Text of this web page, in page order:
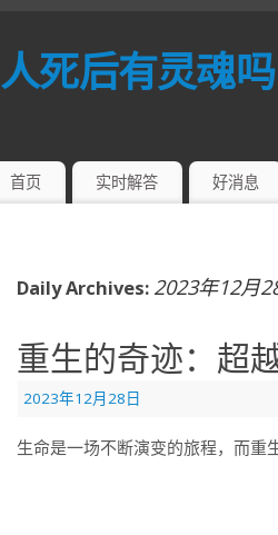
人死后有灵魂
首页 实时解答 好消息
Daily Archives: 2023年12月
重生的奇迹：超
2023年12月28日
生命是一场不断演变的旅程，而重